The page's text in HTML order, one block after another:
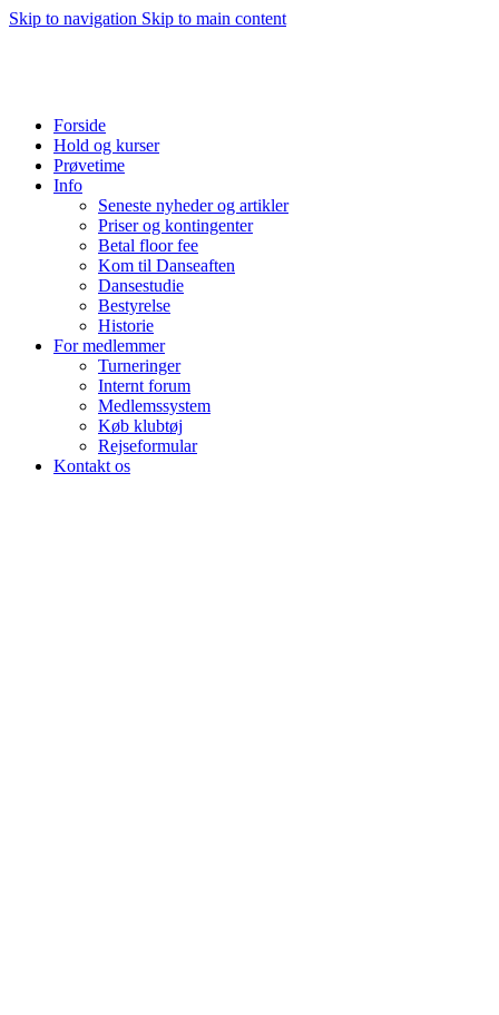
Skip to navigation Skip to main content
Forside
Hold og kurser
Prøvetime
Info
Seneste nyheder og artikler
Priser og kontingenter
Betal floor fee
Kom til Danseaften
Dansestudie
Bestyrelse
Historie
For medlemmer
Turneringer
Internt forum
Medlemssystem
Køb klubtøj
Rejseformular
Kontakt os